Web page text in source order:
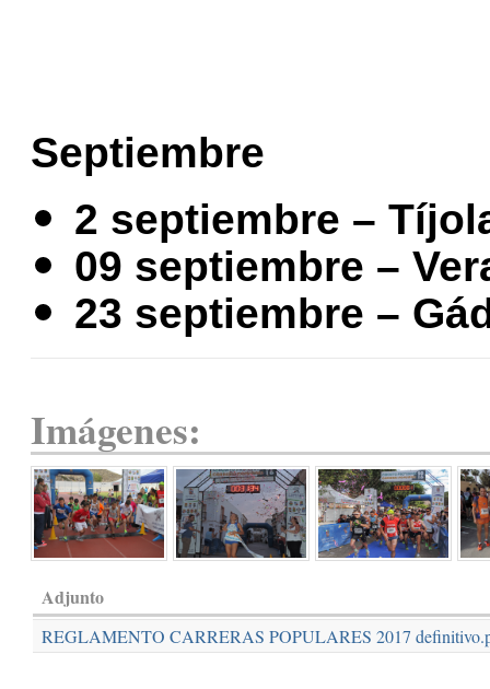
Septiembre
2 septiembre –
09 septiembre –
23 septiembre –
Imágenes:
Adjunto
REGLAMENTO CARRERAS POPULARES 2017